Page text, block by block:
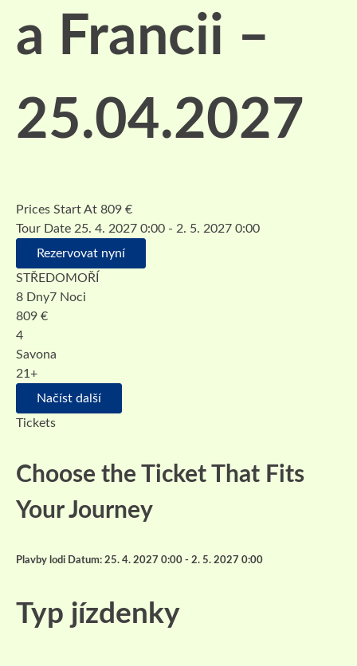
a Francii –
25.04.2027
Prices Start At 809 €
Tour Date 25. 4. 2027 0:00 - 2. 5. 2027 0:00
Rezervovat nyní
STŘEDOMOŘÍ
8 Dny7 Noci
809 €
4
Savona
21+
Načíst další
Tickets
Choose the Ticket That Fits
Your Journey
Plavby lodi Datum: 25. 4. 2027 0:00 - 2. 5. 2027 0:00
Typ jízdenky